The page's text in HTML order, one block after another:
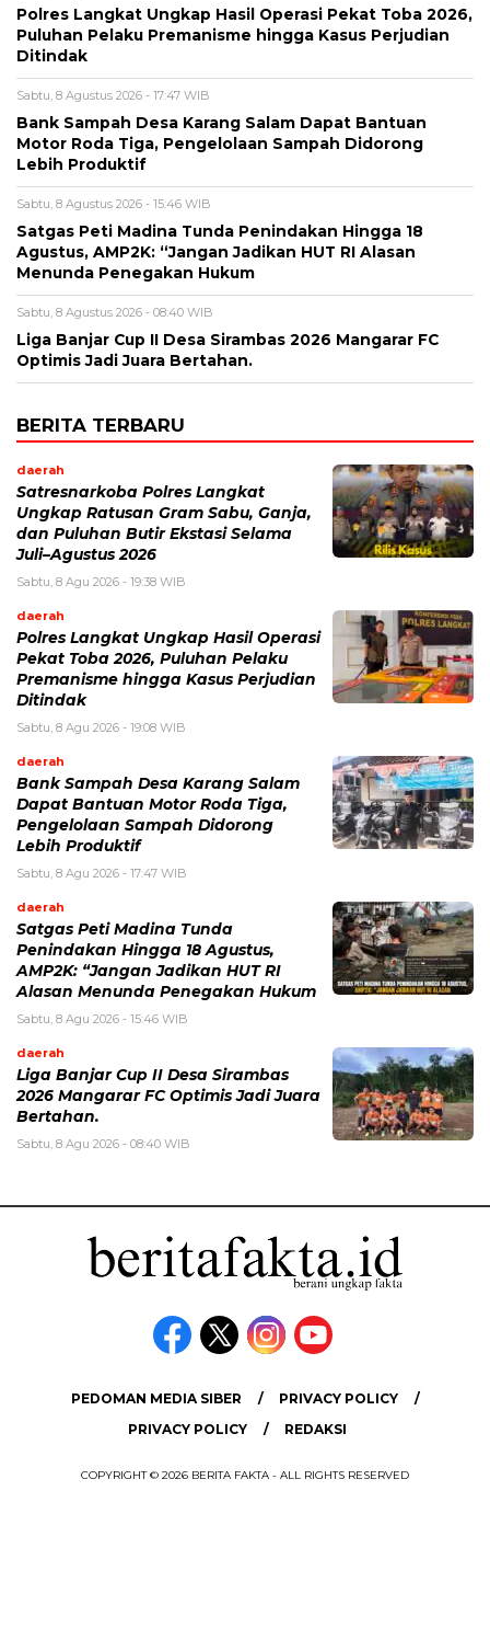
Polres Langkat Ungkap Hasil Operasi Pekat Toba 2026,
Puluhan Pelaku Premanisme hingga Kasus Perjudian
Ditindak
Sabtu, 8 Agustus 2026 - 17:47 WIB
Bank Sampah Desa Karang Salam Dapat Bantuan
Motor Roda Tiga, Pengelolaan Sampah Didorong
Lebih Produktif
Sabtu, 8 Agustus 2026 - 15:46 WIB
Satgas Peti Madina Tunda Penindakan Hingga 18
Agustus, AMP2K: “Jangan Jadikan HUT RI Alasan
Menunda Penegakan Hukum
Sabtu, 8 Agustus 2026 - 08:40 WIB
Liga Banjar Cup II Desa Sirambas 2026 Mangarar FC
Optimis Jadi Juara Bertahan.
BERITA TERBARU
daerah
Satresnarkoba Polres Langkat
Ungkap Ratusan Gram Sabu, Ganja,
dan Puluhan Butir Ekstasi Selama
Juli–Agustus 2026
Sabtu, 8 Agu 2026 - 19:38 WIB
daerah
Polres Langkat Ungkap Hasil Operasi
Pekat Toba 2026, Puluhan Pelaku
Premanisme hingga Kasus Perjudian
Ditindak
Sabtu, 8 Agu 2026 - 19:08 WIB
daerah
Bank Sampah Desa Karang Salam
Dapat Bantuan Motor Roda Tiga,
Pengelolaan Sampah Didorong
Lebih Produktif
Sabtu, 8 Agu 2026 - 17:47 WIB
daerah
Satgas Peti Madina Tunda
Penindakan Hingga 18 Agustus,
AMP2K: “Jangan Jadikan HUT RI
Alasan Menunda Penegakan Hukum
Sabtu, 8 Agu 2026 - 15:46 WIB
daerah
Liga Banjar Cup II Desa Sirambas
2026 Mangarar FC Optimis Jadi Juara
Bertahan.
Sabtu, 8 Agu 2026 - 08:40 WIB
PEDOMAN MEDIA SIBER
PRIVACY POLICY
PRIVACY POLICY
REDAKSI
COPYRIGHT © 2026 BERITA FAKTA - ALL RIGHTS RESERVED